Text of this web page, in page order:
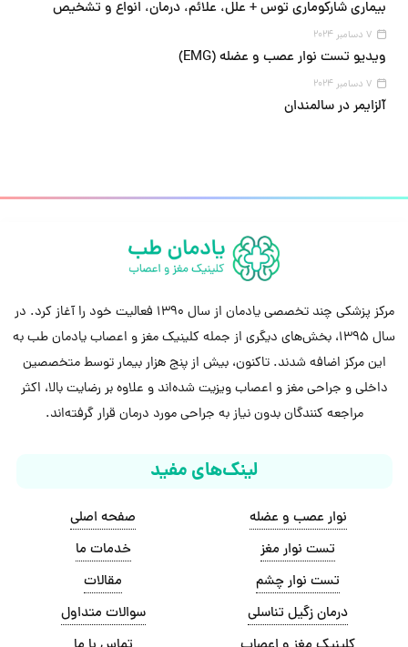
بیماری شارکوماری توس + علل، علائم، درمان، انواع و تشخیص
7 دسامبر 2024
ویدیو تست نوار عصب و عضله (EMG)
7 دسامبر 2024
آلزایمر در سالمندان
مرکز پزشکی چند تخصصی یادمان از سال 1390 فعالیت خود را آغاز کرد. در
سال 1395، بخش‌های دیگری از جمله کلینیک مغز و اعصاب یادمان طب به
این مرکز اضافه شدند. تاکنون، بیش از پنج هزار بیمار توسط متخصصین
داخلی و جراحی مغز و اعصاب ویزیت شده‌اند و علاوه بر رضایت بالا، اکثر
مراجعه کنندگان بدون نیاز به جراحی مورد درمان قرار گرفته‌اند.
لینک‌های مفید
نوار عصب و عضله
تست نوار مغز
تست نوار چشم
درمان زگیل تناسلی
صفحه اصلی
خدمات ما
مقالات
سوالات متداول